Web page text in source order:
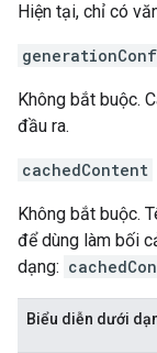
Hiện tại, chỉ có
Không bắt buộc.
đầu ra.
cachedContent
Không bắt buộc.
để dùng làm bối
dạng:
Biểu diễn dưới